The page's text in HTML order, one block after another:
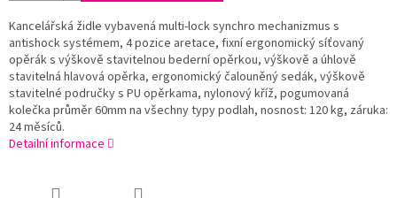
Kancelářská židle vybavená multi-lock synchro mechanizmus s
antishock systémem, 4 pozice aretace, fixní ergonomický síťovaný
opěrák s výškově stavitelnou bederní opěrkou, výškově a úhlově
stavitelná hlavová opěrka, ergonomický čalouněný sedák, výškově
stavitelné područky s PU opěrkama, nylonový kříž, pogumovaná
kolečka průměr 60mm na všechny typy podlah, nosnost: 120 kg, záruka:
24 měsíců.
Detailní informace